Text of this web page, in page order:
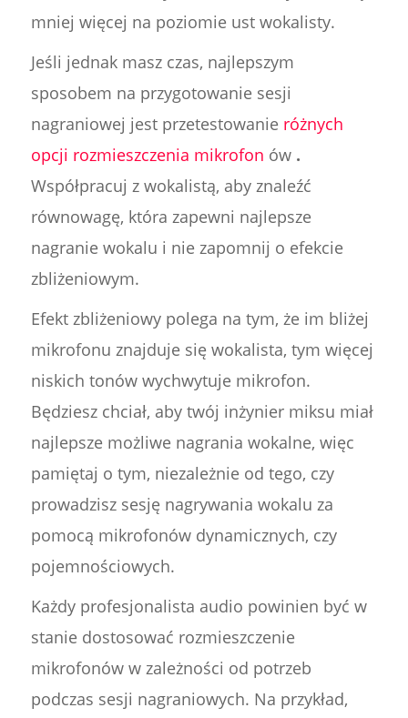
mniej więcej na poziomie ust wokalisty.
Jeśli jednak masz czas, najlepszym
sposobem na przygotowanie sesji
nagraniowej jest przetestowanie różnych
opcji rozmieszczenia mikrofon ów .
Współpracuj z wokalistą, aby znaleźć
równowagę, która zapewni najlepsze
nagranie wokalu i nie zapomnij o efekcie
zbliżeniowym.
Efekt zbliżeniowy polega na tym, że im bliżej
mikrofonu znajduje się wokalista, tym więcej
niskich tonów wychwytuje mikrofon.
Będziesz chciał, aby twój inżynier miksu miał
najlepsze możliwe nagrania wokalne, więc
pamiętaj o tym, niezależnie od tego, czy
prowadzisz sesję nagrywania wokalu za
pomocą mikrofonów dynamicznych, czy
pojemnościowych.
Każdy profesjonalista audio powinien być w
stanie dostosować rozmieszczenie
mikrofonów w zależności od potrzeb
podczas sesji nagraniowych. Na przykład,